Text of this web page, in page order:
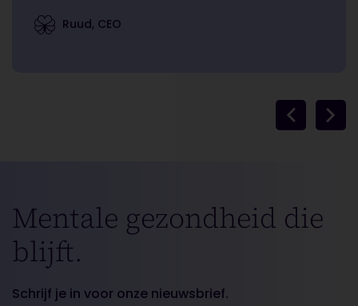
Ruud, CEO
Mentale gezondheid die
blijft.
Schrijf je in voor onze nieuwsbrief.